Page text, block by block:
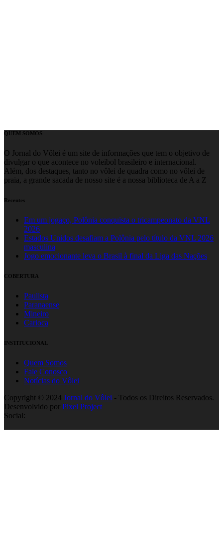
QUEM SOMOS
O Jornal do Vôlei é um site de informações que tem o objetivo de
divulgar o que acontece no voleibol brasileiro e internacional.
Além, dos destaques, tanto no vôlei de quadra como no vôlei de
praia, a grande sacada de nosso site é a nossa biblioteca de A a Z
Recentes
Em um jogaço, Polônia conquista o tricampeonato da VNL
2026
Estados Unidos desafiam a Polônia pelo título da VNL 2026
masculina
Jogo emocionante leva o Brasil à final da Liga das Nações
COBERTURA
Paulista
Paranaense
Mineiro
Carioca
INSTITUCIONAL
Quem Somos
Fale Conosco
Notícias do Vôlei
Copyright © 2024 Jornal do Vôlei - Todos os Direitos Reservados.
Desenvolvido por Pixel Project
Social: